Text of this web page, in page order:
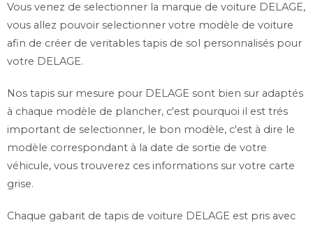
Vous venez de selectionner la marque de voiture DELAGE,
vous allez pouvoir selectionner votre modèle de voiture
afin de créer de veritables tapis de sol personnalisés pour
votre DELAGE.
Nos tapis sur mesure pour DELAGE sont bien sur adaptés
à chaque modèle de plancher, c'est pourquoi il est trés
important de selectionner, le bon modèle, c'est à dire le
modèle correspondant à la date de sortie de votre
véhicule, vous trouverez ces informations sur votre carte
grise.
Chaque gabarit de tapis de voiture DELAGE est pris avec